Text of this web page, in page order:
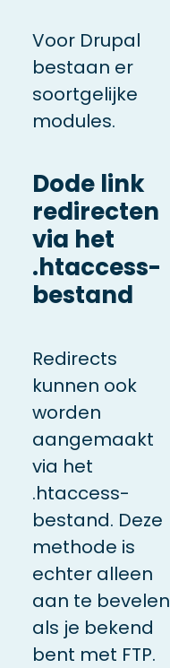
Voor Drupal
bestaan er
soortgelijke
modules.
Dode link
redirecten
via het
.htaccess-
bestand
Redirects
kunnen ook
worden
aangemaakt
via het
.htaccess-
bestand. Deze
methode is
echter alleen
aan te bevelen
als je bekend
bent met FTP.